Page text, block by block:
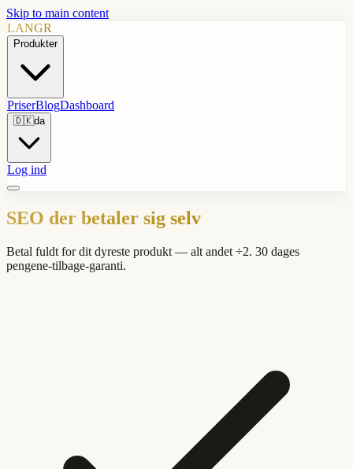
Skip to main content
LANGR
Produkter
PriserBlogDashboard
🇩🇰da
Log ind
SEO der betaler sig selv
Betal fuldt for dit dyreste produkt — alt andet ÷2. 30 dages
pengene-tilbage-garanti.